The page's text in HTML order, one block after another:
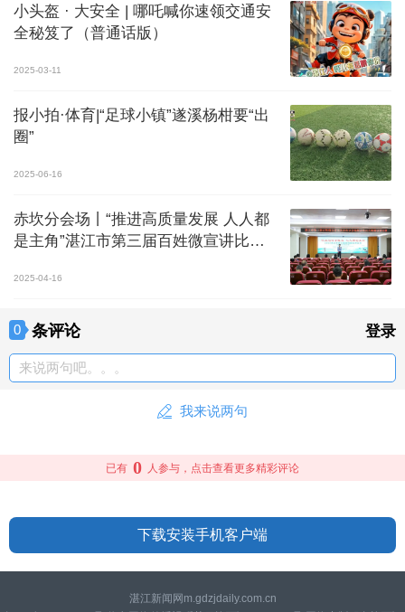
小头盔 · 大安全 | 哪吒喊你速领交通安
全秘笈了（普通话版）
2025-03-11
报小拍·体育|“足球小镇”遂溪杨柑要“出
圈”
2025-06-16
赤坎分会场丨“推进高质量发展 人人都
是主角”湛江市第三届百姓微宣讲比赛
2025-04-16
0 条评论 登录
来说两句吧。。。
我来说两句
已有 0 人参与，点击查看更多精彩评论
下载安装手机客户端
湛江新闻网m.gdzjdaily.com.cn